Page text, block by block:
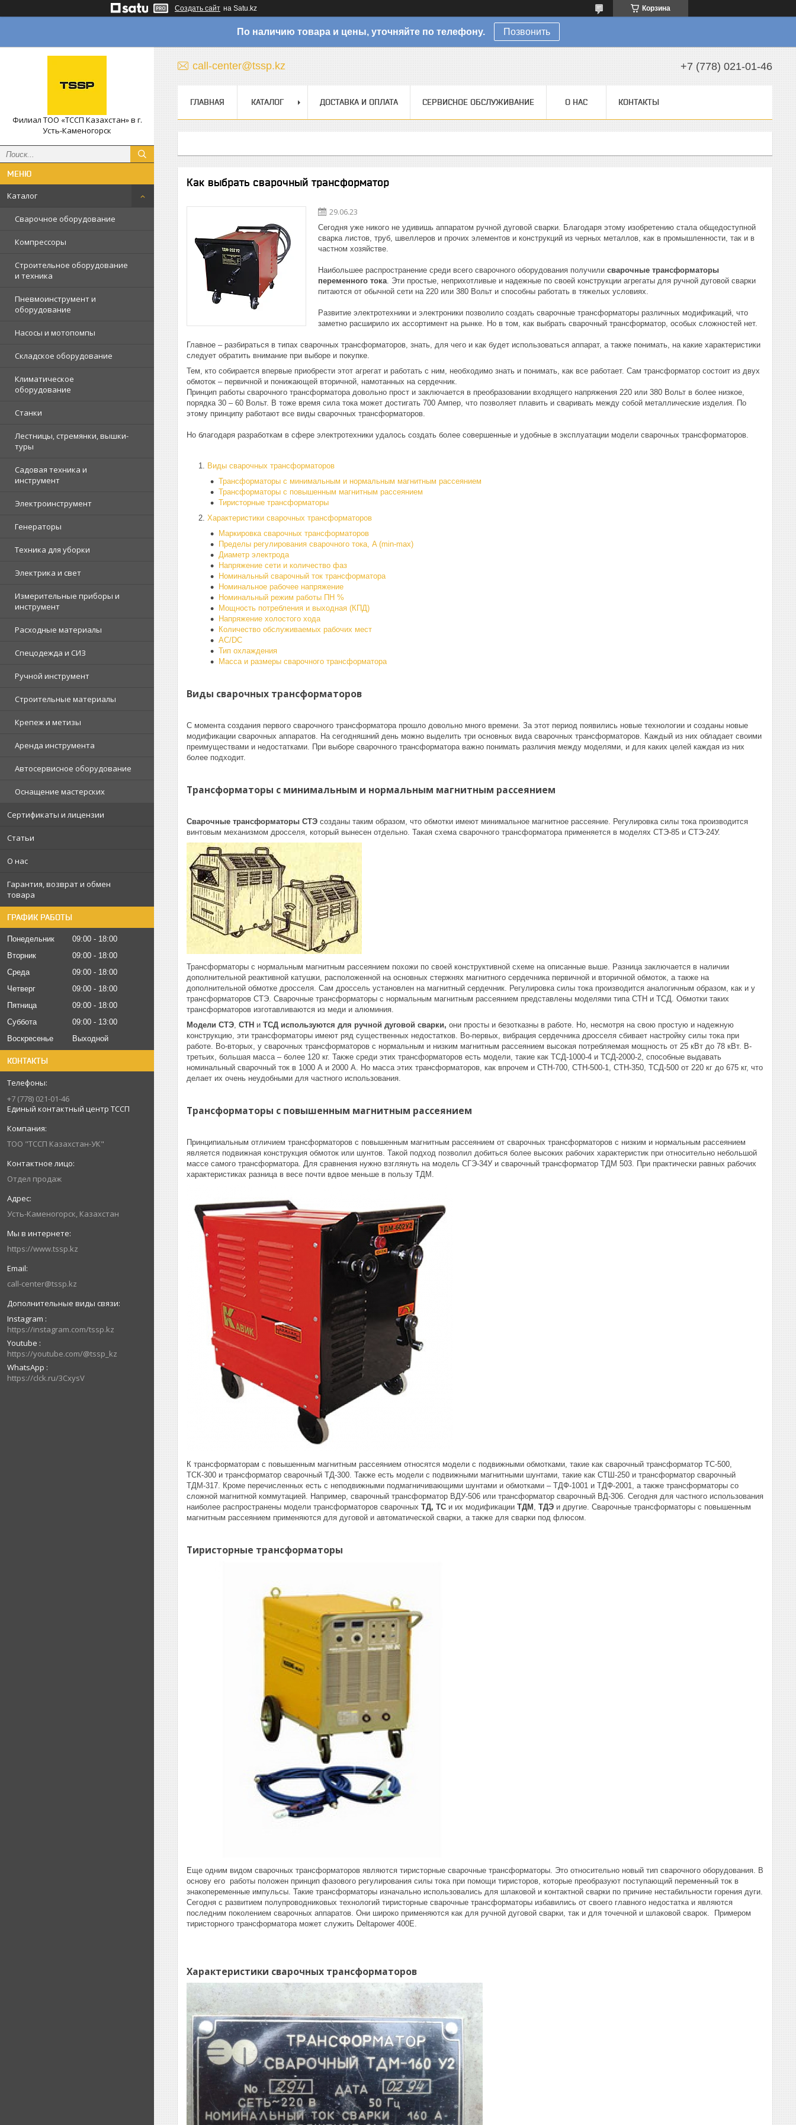
Создать сайт на Satu.kz Корзина
По наличию товара и цены, уточняйте по телефону. Позвонить
Филиал ТОО «ТССП Казахстан» в г.
Усть-Каменогорск
Каталог
Сварочное оборудование
Компрессоры
Строительное оборудование
и техника
Пневмоинструмент и
оборудование
Насосы и мотопомпы
Складское оборудование
Климатическое
оборудование
Станки
Лестницы, стремянки, вышки-
туры
Садовая техника и
инструмент
Электроинструмент
Генераторы
Техника для уборки
Электрика и свет
Измерительные приборы и
инструмент
Расходные материалы
Спецодежда и СИЗ
Ручной инструмент
Строительные материалы
Крепеж и метизы
Аренда инструмента
Автосервисное оборудование
Оснащение мастерских
Сертификаты и лицензии
Статьи
О нас
Гарантия, возврат и обмен
товара
ГРАФИК РАБОТЫ
Понедельник 09:00
18:00
Вторник
09:00
18:00
Среда
09:00
18:00
Четверг
09:00
18:00
Пятница
09:00
18:00
Суббота
09:00
13:00
Воскресенье
Выходной
КОНТАКТЫ
+7 (778) 021-01-46
Единый контактный центр ТССП
ТОО "ТССП Казахстан-УК"
Отдел продаж
Усть-Каменогорск, Казахстан
https://www.tssp.kz
call-center@tssp.kz
Instagram
https://instagram.com/tssp.kz
Youtube
https://youtube.com/@tssp_kz
WhatsApp
https://clck.ru/3CxysV
call-center@tssp.kz +7 (778) 021-01-46
ГЛАВНАЯ КАТАЛОГ ДОСТАВКА И ОПЛАТА СЕРВИСНОЕ ОБСЛУЖИВАНИЕ О НАС КОНТАКТЫ
Как выбрать сварочный трансформатор
29.06.23
Сегодня уже никого не удивишь аппаратом ручной дуговой сварки. Благодаря этому изобретению стала общедоступной
сварка листов, труб, швеллеров и прочих элементов и конструкций из черных металлов, как в промышленности, так и в
частном хозяйстве.
Наибольшее распространение среди всего сварочного оборудования получили сварочные трансформаторы
переменного тока. Эти простые, неприхотливые и надежные по своей конструкции агрегаты для ручной дуговой сварки
питаются от обычной сети на 220 или 380 Вольт и способны работать в тяжелых условиях.
Развитие электротехники и электроники позволило создать сварочные трансформаторы различных модификаций, что
заметно расширило их ассортимент на рынке. Но в том, как выбрать сварочный трансформатор, особых сложностей нет.
Главное – разбираться в типах сварочных трансформаторов, знать, для чего и как будет использоваться аппарат, а также понимать, на какие характеристики
следует обратить внимание при выборе и покупке.
Тем, кто собирается впервые приобрести этот агрегат и работать с ним, необходимо знать и понимать, как все работает. Сам трансформатор состоит из двух
обмоток – первичной и понижающей вторичной, намотанных на сердечник.
Принцип работы сварочного трансформатора довольно прост и заключается в преобразовании входящего напряжения 220 или 380 Вольт в более низкое,
порядка 30 – 60 Вольт. В тоже время сила тока может достигать 700 Ампер, что позволяет плавить и сваривать между собой металлические изделия. По
этому принципу работают все виды сварочных трансформаторов.
Но благодаря разработкам в сфере электротехники удалось создать более совершенные и удобные в эксплуатации модели сварочных трансформаторов.
Виды сварочных трансформаторов
Трансформаторы с минимальным и нормальным магнитным рассеянием
Трансформаторы с повышенным магнитным рассеянием
Тиристорные трансформаторы
Характеристики сварочных трансформаторов
Маркировка сварочных трансформаторов
Пределы регулирования сварочного тока, A (min-max)
Диаметр электрода
Напряжение сети и количество фаз
Номинальный сварочный ток трансформатора
Номинальное рабочее напряжение
Номинальный режим работы ПН %
Мощность потребления и выходная (КПД)
Напряжение холостого хода
Количество обслуживаемых рабочих мест
AC/DC
Тип охлаждения
Mасса и размеры сварочного трансформатора
Виды сварочных трансформаторов
С момента создания первого сварочного трансформатора прошло довольно много времени. За этот период появились новые технологии и созданы новые
модификации сварочных аппаратов. На сегодняшний день можно выделить три основных вида сварочных трансформаторов. Каждый из них обладает своими
преимуществами и недостатками. При выборе сварочного трансформатора важно понимать различия между моделями, и для каких целей каждая из них
более подходит.
Трансформаторы с минимальным и нормальным магнитным рассеянием
Сварочные трансформаторы СТЭ созданы таким образом, что обмотки имеют минимальное магнитное рассеяние. Регулировка силы тока производится
винтовым механизмом дросселя, который вынесен отдельно. Такая схема сварочного трансформатора применяется в моделях СТЭ-85 и СТЭ-24У.
Трансформаторы с нормальным магнитным рассеянием похожи по своей конструктивной схеме на описанные выше. Разница заключается в наличии
дополнительной реактивной катушки, расположенной на основных стержнях магнитного сердечника первичной и вторичной обмоток, а также на
дополнительной обмотке дросселя. Сам дроссель установлен на магнитный сердечник. Регулировка силы тока производится аналогичным образом, как и у
трансформаторов СТЭ. Сварочные трансформаторы с нормальным магнитным рассеянием представлены моделями типа СТН и ТСД. Обмотки таких
трансформаторов изготавливаются из меди и алюминия.
Модели СТЭ, СТН и ТСД используются для ручной дуговой сварки, они просты и безотказны в работе. Но, несмотря на свою простую и надежную
конструкцию, эти трансформаторы имеют ряд существенных недостатков. Во-первых, вибрация сердечника дросселя сбивает настройку силы тока при
работе. Во-вторых, у сварочных трансформаторов с нормальным и низким магнитным рассеянием высокая потребляемая мощность от 25 кВт до 78 кВт. В-
третьих, большая масса – более 120 кг. Также среди этих трансформаторов есть модели, такие как ТСД-1000-4 и ТСД-2000-2, способные выдавать
номинальный сварочный ток в 1000 А и 2000 А. Но масса этих трансформаторов, как впрочем и СТН-700, СТН-500-1, СТН-350, ТСД-500 от 220 кг до 675 кг, что
делает их очень неудобными для частного использования.
Трансформаторы с повышенным магнитным рассеянием
Принципиальным отличием трансформаторов с повышенным магнитным рассеянием от сварочных трансформаторов с низким и нормальным рассеянием
является подвижная конструкция обмоток или шунтов. Такой подход позволил добиться более высоких рабочих характеристик при относительно небольшой
массе самого трансформатора. Для сравнения нужно взглянуть на модель СГЭ-34У и сварочный трансформатор ТДМ 503. При практически равных рабочих
характеристиках разница в весе почти вдвое меньше в пользу ТДМ.
К трансформаторам с повышенным магнитным рассеянием относятся модели с подвижными обмотками, такие как сварочный трансформатор ТС-500,
ТСК-300 и трансформатор сварочный ТД-300. Также есть модели с подвижными магнитными шунтами, такие как СТШ-250 и трансформатор сварочный
ТДМ-317. Кроме перечисленных есть с неподвижными подмагничивающими шунтами и обмотками – ТДФ-1001 и ТДФ-2001, а также трансформаторы со
сложной магнитной коммутацией. Например, сварочный трансформатор ВДУ-506 или трансформатор сварочный ВД-306. Сегодня для частного использования
наиболее распространены модели трансформаторов сварочных ТД, ТС и их модификации ТДМ , ТДЭ и другие. Сварочные трансформаторы с повышенным
магнитным рассеянием применяются для дуговой и автоматической сварки, а также для сварки под флюсом.
Тиристорные трансформаторы
Еще одним видом сварочных трансформаторов являются тиристорные сварочные трансформаторы. Это относительно новый тип сварочного оборудования. В
основу его работы положен принцип фазового регулирования силы тока при помощи тиристоров, которые преобразуют поступающий переменный ток в
знакопеременные импульсы. Такие трансформаторы изначально использовались для шлаковой и контактной сварки по причине нестабильности горения дуги.
Сегодня с развитием полупроводниковых технологий тиристорные сварочные трансформаторы избавились от своего главного недостатка и являются
последним поколением сварочных аппаратов. Они широко применяются как для ручной дуговой сварки, так и для точечной и шлаковой сварок. Примером
тиристорного трансформатора может служить Deltapower 400E.
Характеристики сварочных трансформаторов